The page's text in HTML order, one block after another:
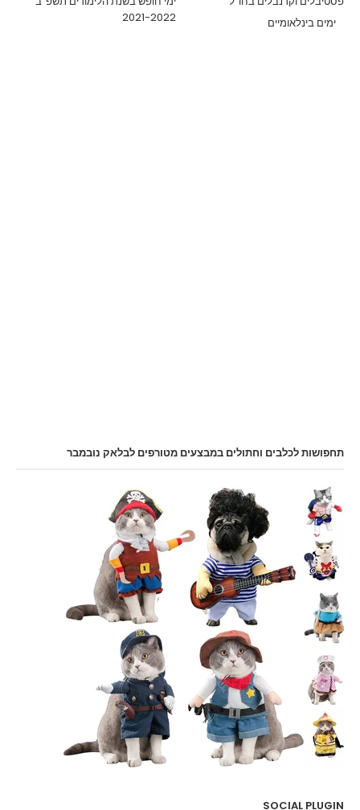
2021-2022
ימים בינלאומיים
תחפושות לכלבים וחתולים במבצעים מטורפים לבלאק נובמבר
SOCIAL PLUGIN